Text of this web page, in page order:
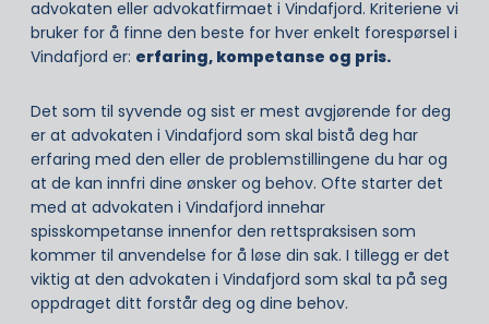
advokaten eller advokatfirmaet i Vindafjord. Kriteriene vi
bruker for å finne den beste for hver enkelt forespørsel i
Vindafjord er: erfaring, kompetanse og pris.
Det som til syvende og sist er mest avgjørende for deg
er at advokaten i Vindafjord som skal bistå deg har
erfaring med den eller de problemstillingene du har og
at de kan innfri dine ønsker og behov. Ofte starter det
med at advokaten i Vindafjord innehar
spisskompetanse innenfor den rettspraksisen som
kommer til anvendelse for å løse din sak. I tillegg er det
viktig at den advokaten i Vindafjord som skal ta på seg
oppdraget ditt forstår deg og dine behov.